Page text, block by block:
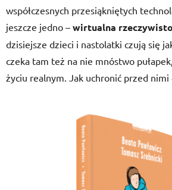
współczesnych przesiąkniętych
jeszcze jedno – wirtualna
dzisiejsze dzieci i nastolatki czują się
czeka tam też na nie mnóstwo
życiu realnym. Jak uchronić przed nimi